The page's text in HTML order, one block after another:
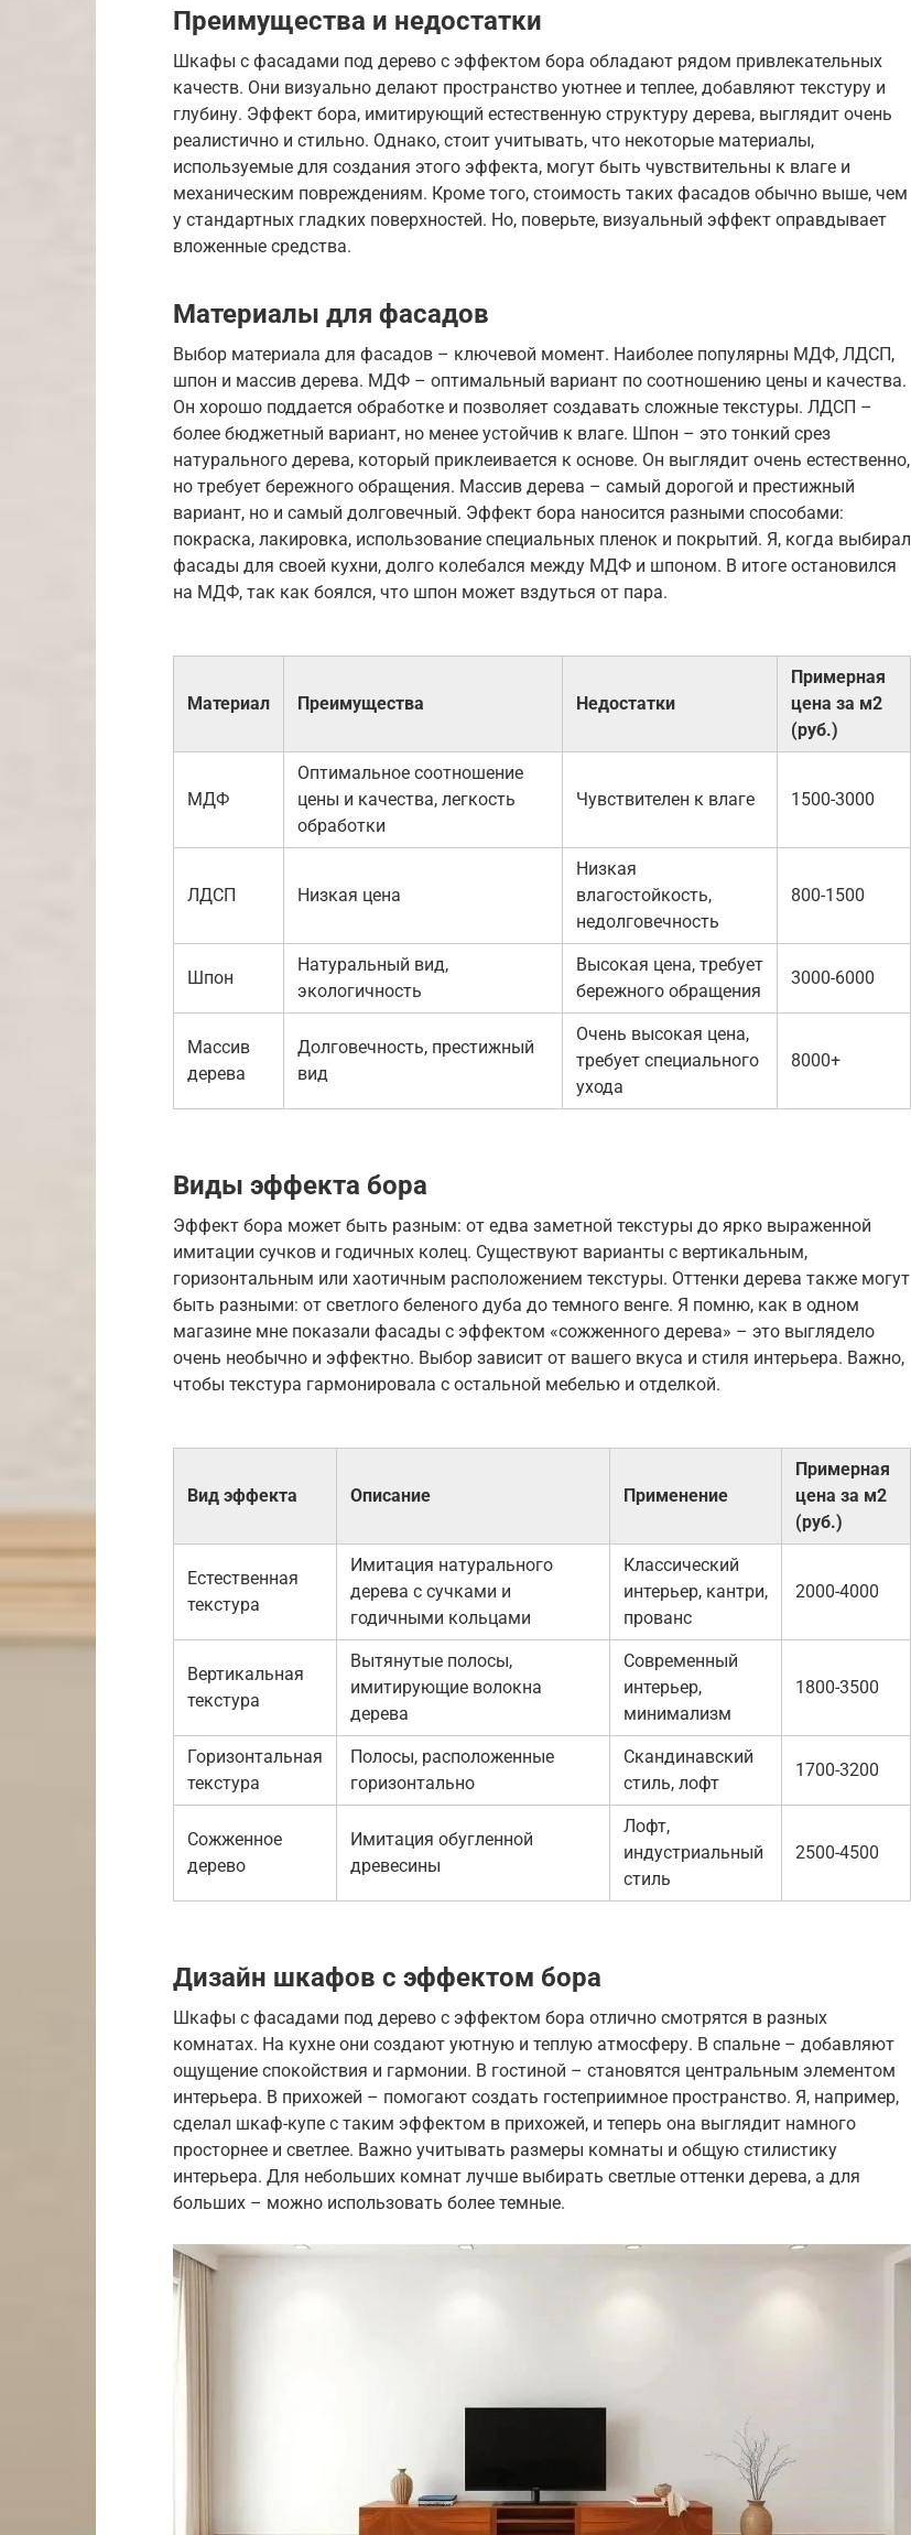
Преимущества и недостатки
Шкафы с фасадами под дерево с эффектом бора обладают рядом привлекательных
качеств. Они визуально делают пространство уютнее и теплее, добавляют текстуру и
глубину. Эффект бора, имитирующий естественную структуру дерева, выглядит очень
реалистично и стильно. Однако, стоит учитывать, что некоторые материалы,
используемые для создания этого эффекта, могут быть чувствительны к влаге и
механическим повреждениям. Кроме того, стоимость таких фасадов обычно выше, чем
у стандартных гладких поверхностей. Но, поверьте, визуальный эффект оправдывает
вложенные средства.
Материалы для фасадов
Выбор материала для фасадов – ключевой момент. Наиболее популярны МДФ, ЛДСП,
шпон и массив дерева. МДФ – оптимальный вариант по соотношению цены и качества.
Он хорошо поддается обработке и позволяет создавать сложные текстуры. ЛДСП –
более бюджетный вариант, но менее устойчив к влаге. Шпон – это тонкий срез
натурального дерева, который приклеивается к основе. Он выглядит очень естественно,
но требует бережного обращения. Массив дерева – самый дорогой и престижный
вариант, но и самый долговечный. Эффект бора наносится разными способами:
покраска, лакировка, использование специальных пленок и покрытий. Я, когда выбирал
фасады для своей кухни, долго колебался между МДФ и шпоном. В итоге остановился
на МДФ, так как боялся, что шпон может вздуться от пара.
Материал Преимущества Недостатки
Примерная
цена за м2
(руб.)
МДФ
Оптимальное соотношение
цены и качества, легкость
обработки
Чувствителен к влаге 1500-3000
ЛДСП Низкая цена
Низкая
влагостойкость,
недолговечность
800-1500
Шпон
Натуральный вид,
экологичность
Высокая цена, требует
бережного обращения
3000-6000
Массив
дерева
Долговечность, престижный
вид
Очень высокая цена,
требует специального
ухода
8000+
Виды эффекта бора
Эффект бора может быть разным: от едва заметной текстуры до ярко выраженной
имитации сучков и годичных колец. Существуют варианты с вертикальным,
горизонтальным или хаотичным расположением текстуры. Оттенки дерева также могут
быть разными: от светлого беленого дуба до темного венге. Я помню, как в одном
магазине мне показали фасады с эффектом «сожженного дерева» – это выглядело
очень необычно и эффектно. Выбор зависит от вашего вкуса и стиля интерьера. Важно,
чтобы текстура гармонировала с остальной мебелью и отделкой.
Вид эффекта Описание Применение
Примерная
цена за м2
(руб.)
Естественная
текстура
Имитация натурального
дерева с сучками и
годичными кольцами
Классический
интерьер, кантри,
прованс
2000-4000
Вертикальная
текстура
Вытянутые полосы,
имитирующие волокна
дерева
Современный
интерьер,
минимализм
1800-3500
Горизонтальная
текстура
Полосы, расположенные
горизонтально
Скандинавский
стиль, лофт
1700-3200
Сожженное
дерево
Имитация обугленной
древесины
Лофт,
индустриальный
стиль
2500-4500
Дизайн шкафов с эффектом бора
Шкафы с фасадами под дерево с эффектом бора отлично смотрятся в разных
комнатах. На кухне они создают уютную и теплую атмосферу. В спальне – добавляют
ощущение спокойствия и гармонии. В гостиной – становятся центральным элементом
интерьера. В прихожей – помогают создать гостеприимное пространство. Я, например,
сделал шкаф-купе с таким эффектом в прихожей, и теперь она выглядит намного
просторнее и светлее. Важно учитывать размеры комнаты и общую стилистику
интерьера. Для небольших комнат лучше выбирать светлые оттенки дерева, а для
больших – можно использовать более темные.